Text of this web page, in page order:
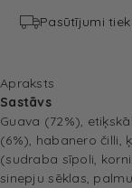
Pasūtījumi
Apraksts
Sastāvs
Guava (72%),
(6%), habanero čilli,
(sudraba sīpoli,
sinepju sēklas,